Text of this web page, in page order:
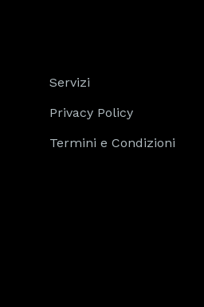
Servizi
Privacy Policy
Termini e Condizioni